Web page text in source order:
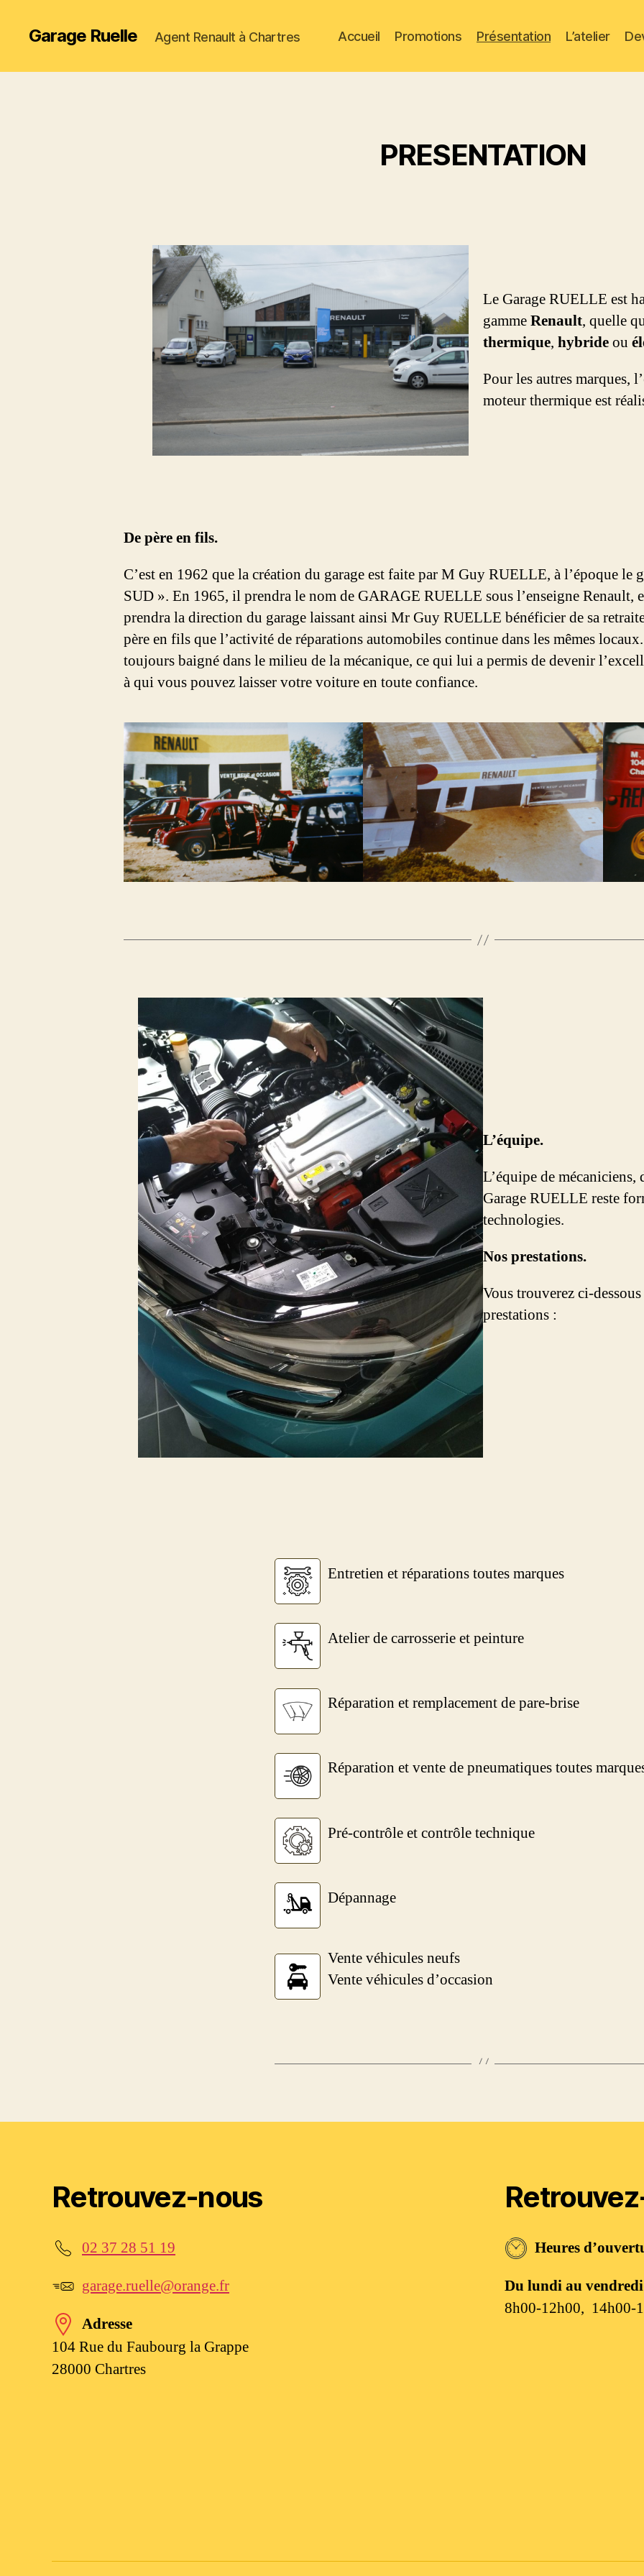
Garage Ruelle Agent Renault à Chartres Accueil Promotions Présentation L’atelier
PRESENTATION
Le Garage RUELLE est
gammeRenault, quelle
thermique, hybrideou
Pour les autres marques,
moteur thermique est
De père en fils.
C’est en 1962 que la création du garage est faite par M Guy RUELLE, à l’époque le
SUD ». En 1965, il prendra le nom de GARAGE RUELLE sous l’enseigne Renault,
prendra la direction du garage laissant ainsi Mr Guy RUELLE bénéficier de sa
père en fils que l’activité de réparations automobiles continue dans les mêmes
toujours baigné dans le milieu de la mécanique, ce qui lui a permis de devenir
à qui vous pouvez laisser votre voiture en toute confiance.
L’équipe.
L’équipe de mécaniciens,
Garage RUELLE reste
technologies.
Nos prestations.
Vous trouverez ci-
prestations :
Entretien et réparations toutes marques
Atelier de carrosserie et peinture
Réparation et remplacement de pare-brise
Réparation et vente de pneumatiques toutes
Pré-contrôle et contrôle technique
Dépannage
Vente véhicules neufs
Vente véhicules d’occasion
Retrouvez-nous
02 37 28 51 19
garage.ruelle@orange.fr
Adresse
104 Rue du Faubourg la Grappe
28000 Chartres
Heures
Du lundi au vendredi
8h00-12h00, 14h00-